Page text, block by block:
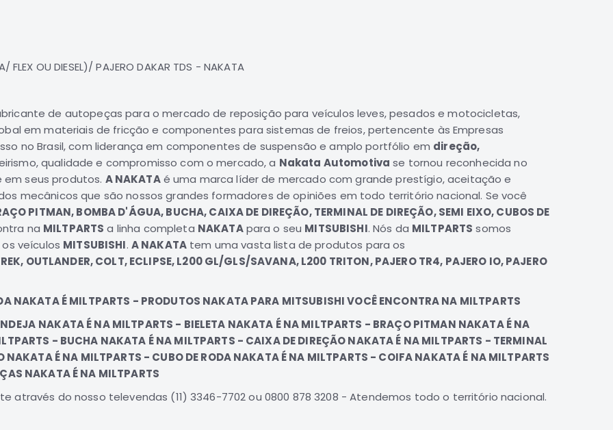
OU DIESEL)/ PAJERO DAKAR TDS - NAKATA
de autopeças para o mercado de reposição para veículos leves, pesados e motocicletas,
em materiais de fricção e componentes para sistemas de freios, pertencente às Empresas
no Brasil, com liderança em componentes de suspensão e amplo portfólio em direção,
qualidade e compromisso com o mercado, a Nakata Automotiva se tornou reconhecida no
em seus produtos. A NAKATAé uma marca líder de mercado com grande prestígio, aceitação e
mecânicos que são nossos grandes formadores de opiniões em todo território nacional. Se você
PITMAN, BOMBA D'ÁGUA, BUCHA, CAIXA DE DIREÇÃO, TERMINAL DE DIREÇÃO, SEMI EIXO, CUBOS DE
na MILTPARTS a linha completa NAKATApara o seu MITSUBISHI. Nós da MILTPARTS somos
veículos MITSUBISHI. A NAKATAtem uma vasta lista de produtos para os
OUTLANDER, COLT, ECLIPSE, L200 GL/GLS/SAVANA, L200 TRITON, PAJERO TR4, PAJERO IO, PAJERO
NAKATA É MILTPARTS - PRODUTOS NAKATA PARA MITSUBISHI VOCÊ ENCONTRA NA MILTPARTS
NAKATA É NA MILTPARTS - BIELETA NAKATA É NA MILTPARTS - BRAÇO PITMAN NAKATA É NA
- BUCHA NAKATA É NA MILTPARTS - CAIXA DE DIREÇÃO NAKATA É NA MILTPARTS - TERMINAL
NAKATA É NA MILTPARTS - CUBO DE RODA NAKATA É NA MILTPARTS - COIFA NAKATA É NA MILTPARTS
NAKATA É NA MILTPARTS
através do nosso televendas (11) 3346-7702 ou 0800 878 3208 - Atendemos todo o território nacional.